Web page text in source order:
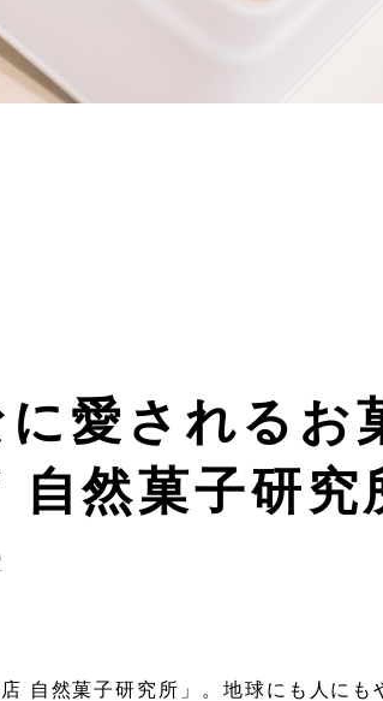
愛されるお
然菓子研究
自然菓子研究所」。地球にも人にも